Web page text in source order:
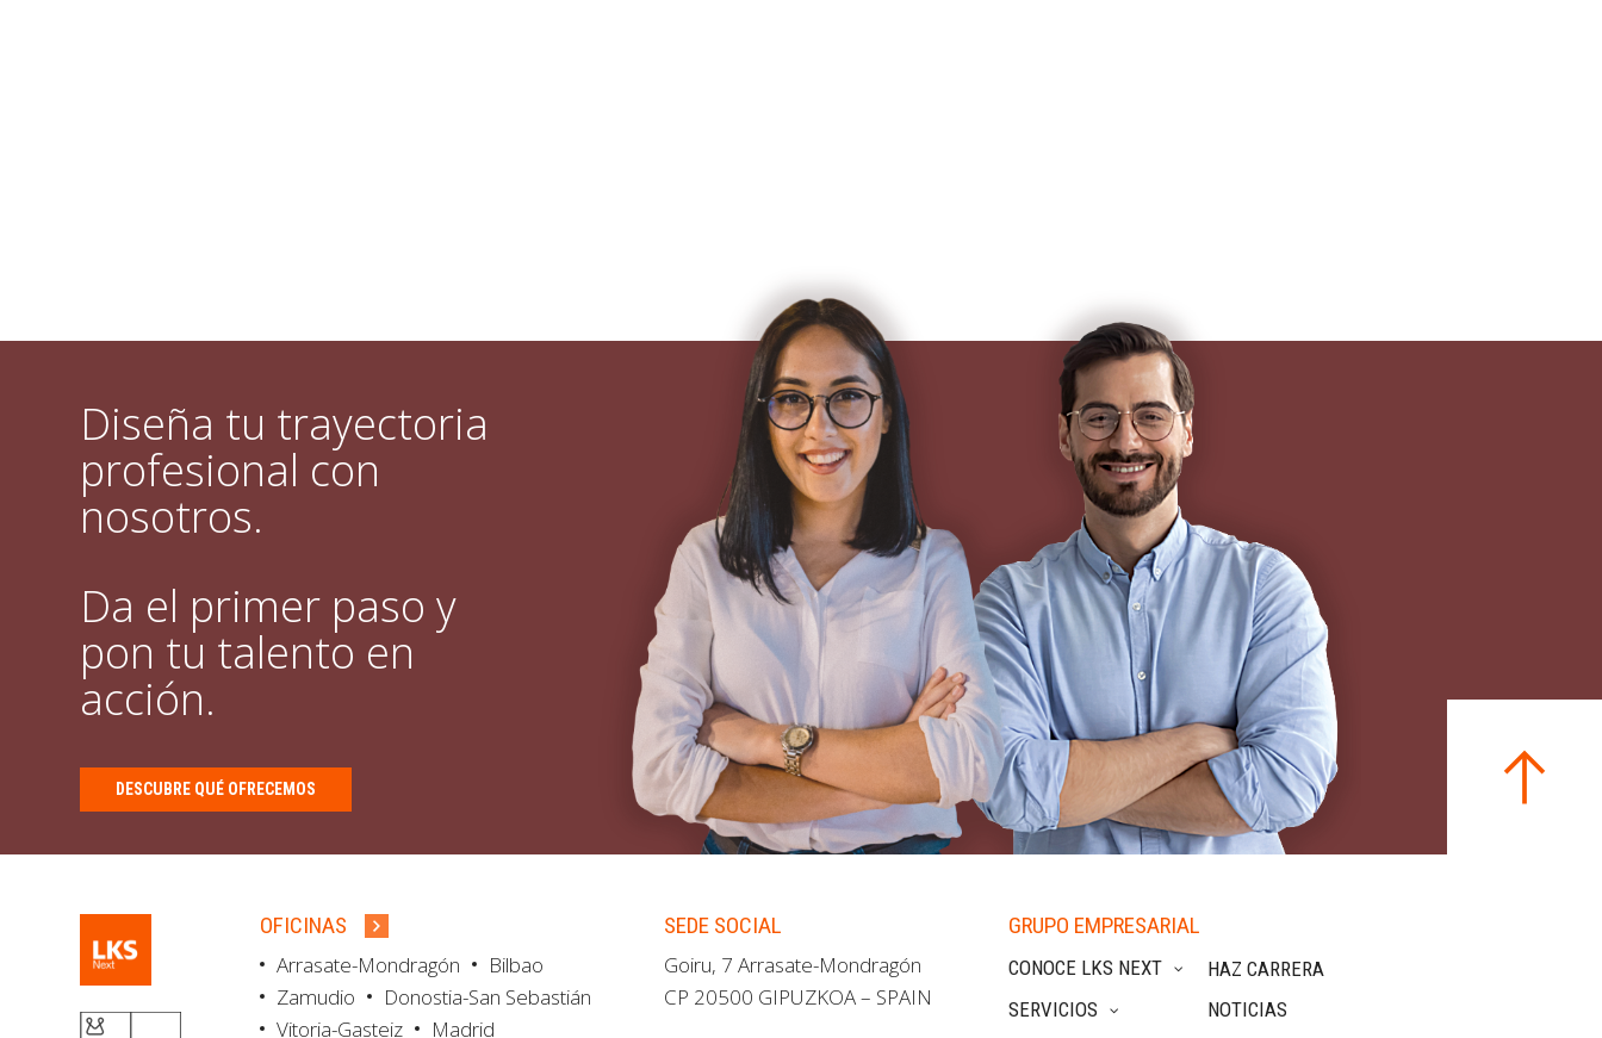
Diseña tu trayectoria
profesional con
nosotros.
Da el primer paso y
pon tu talento en
acción.
DESCUBRE QUÉ OFRECEMOS
OFICINAS
Arrasate-Mondragón
Bilbao
Zamudio
Donostia-San Sebastián
Vitoria-Gasteiz
Madrid
SEDE SOCIAL
Goiru, 7 Arrasate-Mondragón
CP 20500 GIPUZKOA – SPAIN
GRUPO EMPRESARIAL
CONOCE LKS NEXT
SERVICIOS
HAZ CARRERA
NOTICIAS